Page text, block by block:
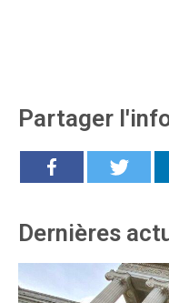
Partager
Dernières